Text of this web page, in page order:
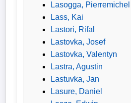
Lasogga, Pierremichel
Lass, Kai
Lastori, Rifal
Lastovka, Josef
Lastovka, Valentyn
Lastra, Agustin
Lastuvka, Jan
Lasure, Daniel